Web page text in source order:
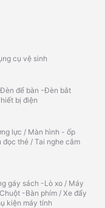
cụ vệ sinh
Đèn để bàn -Đèn bắt
bị điện
lực / Màn hình - ốp
đọc thẻ / Tai nghe cắm
gáy sách -Lò xo / Máy
-Bàn phím / Xe đẩy
kiện máy tính